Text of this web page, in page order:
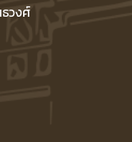
วงศ์